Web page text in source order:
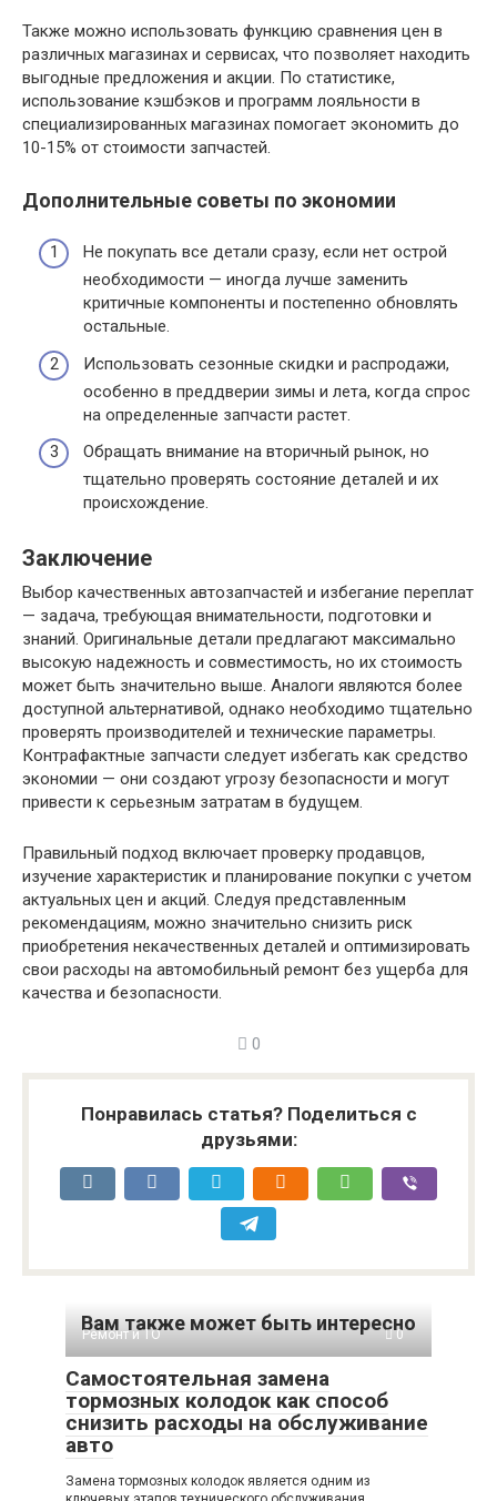
Также можно использовать функцию сравнения цен в
различных магазинах и сервисах, что позволяет находить
выгодные предложения и акции. По статистике,
использование кэшбэков и программ лояльности в
специализированных магазинах помогает экономить до
10-15% от стоимости запчастей.
Дополнительные советы по экономии
Не покупать все детали сразу, если нет острой
необходимости — иногда лучше заменить
критичные компоненты и постепенно обновлять
остальные.
Использовать сезонные скидки и распродажи,
особенно в преддверии зимы и лета, когда спрос
на определенные запчасти растет.
Обращать внимание на вторичный рынок, но
тщательно проверять состояние деталей и их
происхождение.
Заключение
Выбор качественных автозапчастей и избегание переплат
— задача, требующая внимательности, подготовки и
знаний. Оригинальные детали предлагают максимально
высокую надежность и совместимость, но их стоимость
может быть значительно выше. Аналоги являются более
доступной альтернативой, однако необходимо тщательно
проверять производителей и технические параметры.
Контрафактные запчасти следует избегать как средство
экономии — они создают угрозу безопасности и могут
привести к серьезным затратам в будущем.
Правильный подход включает проверку продавцов,
изучение характеристик и планирование покупки с учетом
актуальных цен и акций. Следуя представленным
рекомендациям, можно значительно снизить риск
приобретения некачественных деталей и оптимизировать
свои расходы на автомобильный ремонт без ущерба для
качества и безопасности.
0
Понравилась статья? Поделиться с
друзьями:
Вам также может быть интересно
Ремонт и ТО 0
Самостоятельная замена
тормозных колодок как способ
снизить расходы на обслуживание
авто
Замена тормозных колодок является одним из